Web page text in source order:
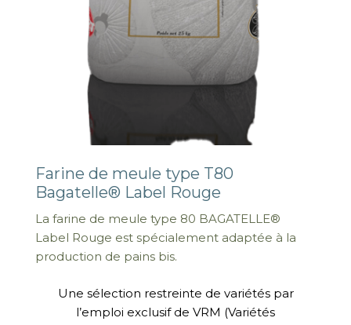
Farine de meule type T80
Bagatelle® Label Rouge
La farine de meule type 80 BAGATELLE®
Label Rouge est spécialement adaptée à la
production de pains bis.
Une sélection restreinte de variétés par
l’emploi exclusif de VRM (Variétés